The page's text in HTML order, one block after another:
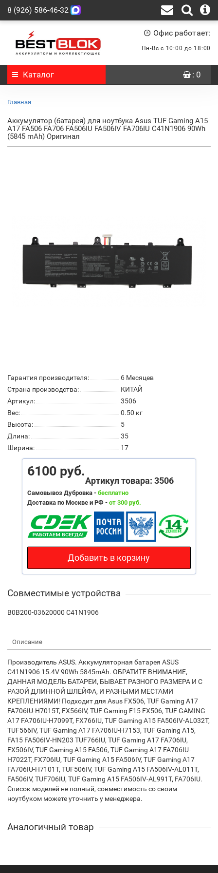
8 (926) 586-46-32
Офис работает:
Пн-Вс с 10:00 до 18:00
Каталог : 0
Главная
Аккумулятор (батарея) для ноутбука Asus TUF Gaming A15
A17 FA506 FA706 FA506IU FA506IV FA706IU C41N1906 90Wh
(5845 mAh) Оригинал
Гарантия производителя:
6 Месяцев
Страна производства:
КИТАЙ
Артикул:
3506
Вес:
0.50 кг
Высота:
5
Длина:
35
Ширина:
17
6100 руб.
Артикул товара: 3506
Самовывоз Дубровка - бесплатно
Доставка по Москве и РФ - от 300 руб.
Добавить в корзину
Совместимые устройства
B0B200-03620000 C41N1906
Описание
Производитель ASUS. Аккумуляторная батарея ASUS
C41N1906 15.4V 90Wh 5845mAh. ОБРАТИТЕ ВНИМАНИЕ,
ДАННАЯ МОДЕЛЬ БАТАРЕИ, БЫВАЕТ РАЗНОГО РАЗМЕРА И С
РАЗОЙ ДЛИННОЙ ШЛЕЙФА, И РАЗНЫМИ МЕСТАМИ
КРЕПЛЕНИЯМИ! Подходит для Asus FX506, TUF Gaming A17
FA706IU-H7015T, FX566IV, TUF Gaming F15 FX506, TUF GAMING
A17 FA706IU-H7099T, FX766IU, TUF Gaming A15 FA506IV-AL032T,
TUF566IV, TUF Gaming A17 FA706IU-H7153, TUF Gaming A15,
FA15 FA506IV-HN203 TUF766IU, TUF Gaming A17 FA706IU,
FX506IV, TUF Gaming A15 FA506, TUF Gaming A17 FA706IU-
H7022T, FX706IU, TUF Gaming A15 FA506IV, TUF Gaming A17
FA706IU-H7101T, TUF506IV, TUF Gaming A15 FA506IV-AL011T,
FA506IV, TUF706IU, TUF Gaming A15 FA506IV-AL991T, FA706IU.
Список моделей не полный, совместимость со своим
ноутбуком можете уточнить у менеджера.
Аналогичный товар